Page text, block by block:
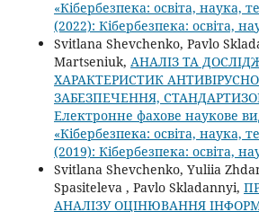
«Кібербезпека: освіта, наука,
(2022): Кібербезпека: освіта,
Svitlana Shevchenko, Pavlo
Martseniuk, АНАЛІЗ ТА
ХАРАКТЕРИСТИК
ЗАБЕЗПЕЧЕННЯ,
Електронне фахове наукове
«Кібербезпека: освіта, наука,
(2019): Кібербезпека: освіта,
Svitlana Shevchenko, Yuliia
Spasiteleva , Pavlo Skladannyi,
АНАЛІЗУ ОЦІНЮВАННЯ